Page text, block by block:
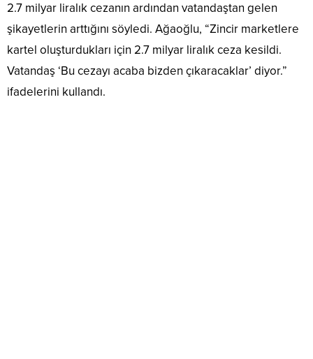
2.7 milyar liralık cezanın ardından vatandaştan gelen
şikayetlerin arttığını söyledi. Ağaoğlu, “Zincir marketlere
kartel oluşturdukları için 2.7 milyar liralık ceza kesildi.
Vatandaş ‘Bu cezayı acaba bizden çıkaracaklar’ diyor.”
ifadelerini kullandı.